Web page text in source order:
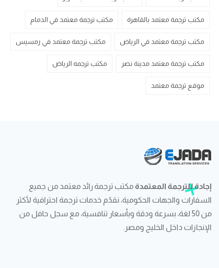
مكتب ترجمة معتمد بالقاهرة مكتب ترجمة معتمد في الدمام
مكتب ترجمة معتمد في الرياض مكتب ترجمة معتمد في رمسيس
مكتب ترجمة معتمد مدينة نصر مكتب ترجمه الرياض
موقع ترجمة معتمد
إجادة للترجمة المعتمدة مكتب ترجمة رائد معتمد من جميع
السفارات والجهات الحكومية، نقدّم خدمات ترجمة احترافية لأكثر
من 50 لغة، بسرعة ودقة وبأسعار تنافسية، مع سجل حافل من
الإنجازات داخل الخليج ومصر.